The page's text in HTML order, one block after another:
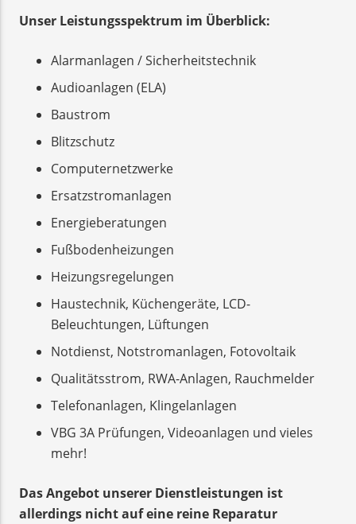
Unser Leistungsspektrum im Überblick:
Alarmanlagen / Sicherheitstechnik
Audioanlagen (ELA)
Baustrom
Blitzschutz
Computernetzwerke
Ersatzstromanlagen
Energieberatungen
Fußbodenheizungen
Heizungsregelungen
Haustechnik, Küchengeräte, LCD-
Beleuchtungen, Lüftungen
Notdienst, Notstromanlagen, Fotovoltaik
Qualitätsstrom, RWA-Anlagen, Rauchmelder
Telefonanlagen, Klingelanlagen
VBG 3A Prüfungen, Videoanlagen und vieles
mehr!
Das Angebot unserer Dienstleistungen ist
allerdings nicht auf eine reine Reparatur